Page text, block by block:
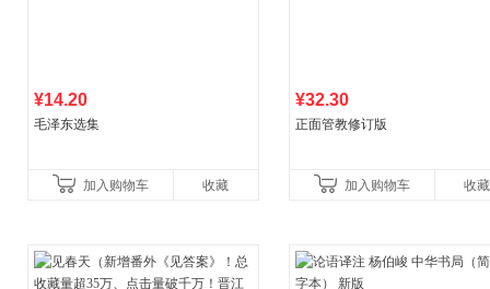
¥14.20
毛泽东选集
加入购物车 收藏
¥32.30
正面管教修订版
加入购物车 收藏